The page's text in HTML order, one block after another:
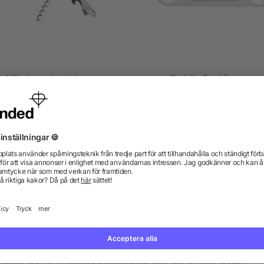
Milo kyparkorkskruv
från 8,06 kr
Paddle flasköppnare
Vi har svaren.